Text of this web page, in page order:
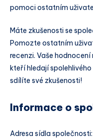
pomoci ostatním
Máte zkušenosti se
Pomozte ostatním
recenzi. Vaše
kteří hledají
sdílíte své zkušenosti!
Informace o
Adresa sídla